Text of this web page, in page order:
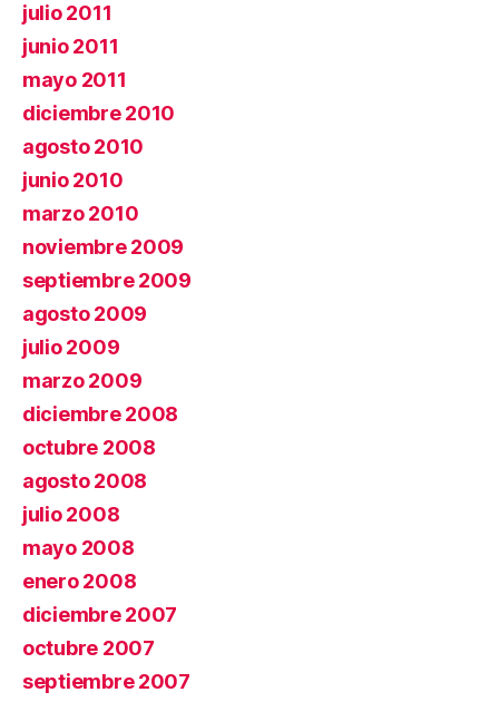
julio 2011
junio 2011
mayo 2011
diciembre 2010
agosto 2010
junio 2010
marzo 2010
noviembre 2009
septiembre 2009
agosto 2009
julio 2009
marzo 2009
diciembre 2008
octubre 2008
agosto 2008
julio 2008
mayo 2008
enero 2008
diciembre 2007
octubre 2007
septiembre 2007